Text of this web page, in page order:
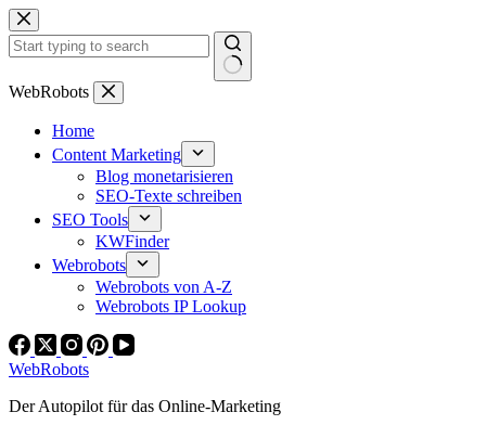
Zum
Inhalt
springen
Keine
WebRobots
Home
Content Marketing
Blog monetarisieren
SEO-Texte schreiben
SEO Tools
KWFinder
Webrobots
Webrobots von A-Z
Webrobots IP Lookup
WebRobots
Der Autopilot für das Online-Marketing